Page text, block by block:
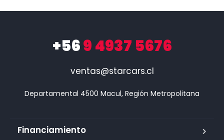
+569 4937 5676
ventas@starcars.cl
Financiamiento